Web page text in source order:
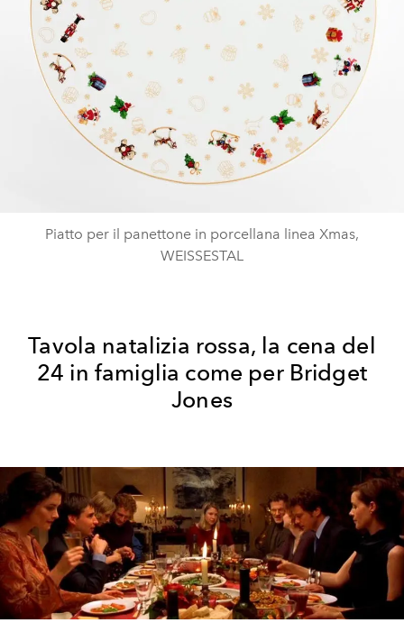
Piatto per il panettone in porcellana linea Xmas,
WEISSESTAL
Tavola natalizia rossa, la cena del
24 in famiglia come per Bridget
Jones